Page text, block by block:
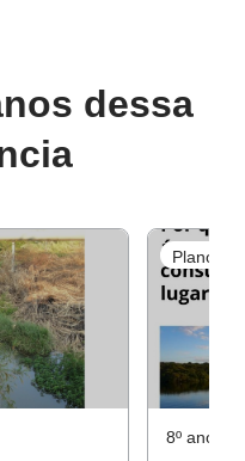
dessa
Plano 2
8º ano •